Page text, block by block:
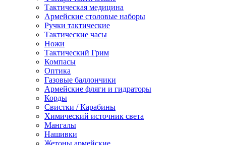
Тактическая медицина
Армейские столовые наборы
Ручки тактические
Тактические часы
Ножи
Тактический Грим
Компасы
Оптика
Газовые баллончики
Армейские фляги и гидраторы
Корды
Свистки / Карабины
Химический источник света
Мангалы
Нашивки
Жетоны армейские